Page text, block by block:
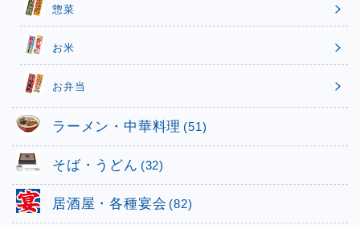
惣菜
お米
お弁当
ラーメン・中華料理 (51)
そば・うどん (32)
居酒屋・各種宴会 (82)